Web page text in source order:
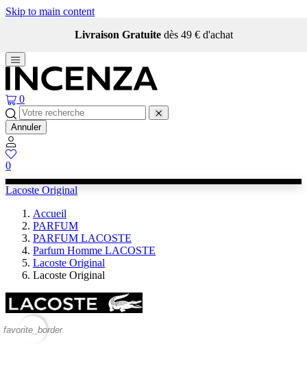
Skip to main content
Livraison Gratuite dès 49 € d'achat
0
Annuler
0
Lacoste Original
Accueil
PARFUM
PARFUM LACOSTE
Parfum Homme LACOSTE
Lacoste Original
Lacoste Original
favorite_border